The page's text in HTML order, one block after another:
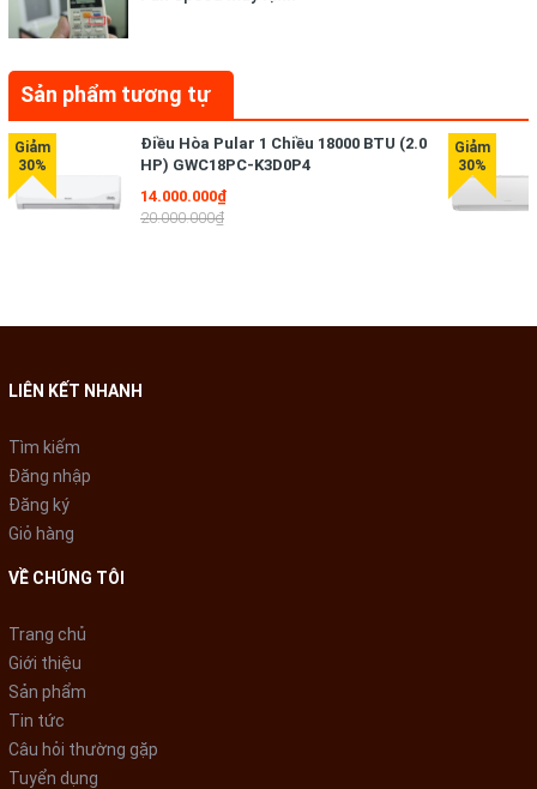
Cơ chế thổi gió
- Cánh đảo gió kép, cho góc gió rộng hơn, đồng thời luồng gió
sẽ thổi đi xa hơn, đem đến trải nghiệm mát lạnh dễ chịu. Kết
hợp với điều khiển lên xuống tự động, trái phải tùy chỉnh tay
nên luồng gió được phân bổ đều khắp căn phòng.
* Hình ảnh chỉ mang tính chất minh họa
Công nghệ tiết kiệm điện
lượng điện tiêu thụ
tích hợp bộ vi xử lý thông minh nên máy lạnh inverter này có
thể hoạt động bền bỉ và kiểm soát nhiệt độ chính xác.
Sản phẩm tương tự
Điều Hòa Pular 1 Chiều 18000 BTU (2.0
HP) GWC18PC-K3D0P4
14.000.000₫
20.000.000₫
LIÊN KẾT NHANH
Tìm kiếm
Đăng nhập
Đăng ký
Giỏ hàng
VỀ CHÚNG TÔI
Trang chủ
Giới thiệu
Sản phẩm
Tin tức
Câu hỏi thường gặp
Tuyển dụng